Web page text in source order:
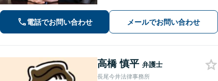
に的確に対応します。【必ず成功す
る】という【強い信念】をもって強気
電話でお問い合わせ メールでお問い合わせ
高橋 慎平 弁護士
長尾今井法律事務所